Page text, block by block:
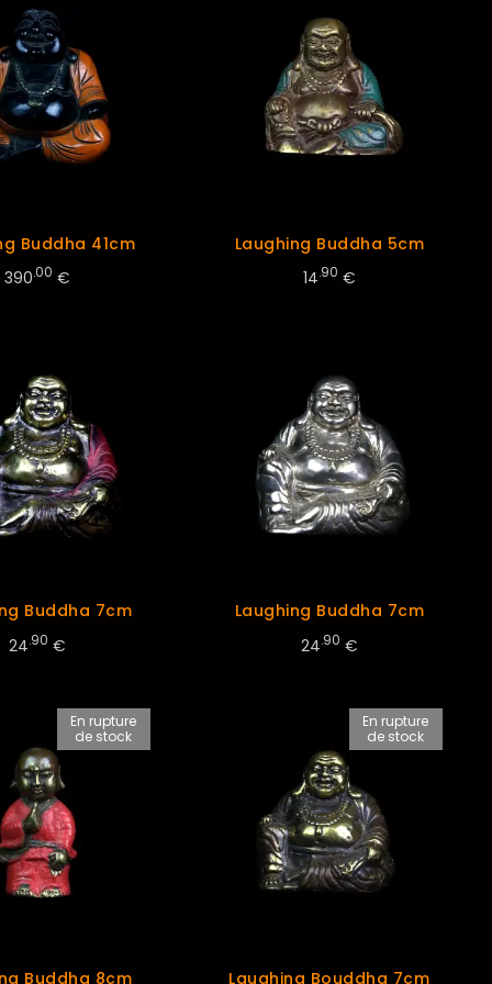
Buddha 41cm
390.00 €
Laughing Buddha 5cm
14.90 €
Buddha 7cm
24.90 €
Laughing Buddha 7cm
24.90 €
En rupture
de stock
Buddha 8cm
En rupture
de stock
Laughing Bouddha 7cm